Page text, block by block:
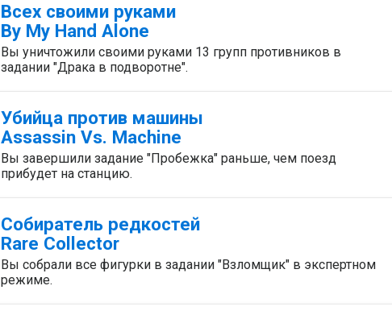
Всех своими руками
By My Hand Alone
Вы уничтожили своими руками 13 групп противников в
задании "Драка в подворотне".
Убийца против машины
Assassin Vs. Machine
Вы завершили задание "Пробежка" раньше, чем поезд
прибудет на станцию.
Собиратель редкостей
Rare Collector
Вы собрали все фигурки в задании "Взломщик" в экспертном
режиме.